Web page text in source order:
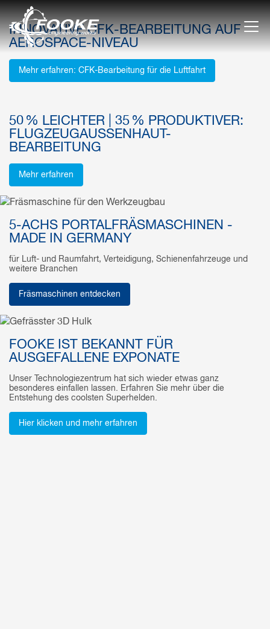
INNOVATIVE CFK-BEARBEITUNG AUF
AEROSPACE-NIVEAU
Mehr erfahren: CFK-Bearbeitung für die Luftfahrt
50 % LEICHTER | 35 % PRODUKTIVER:
FLUGZEUGAUSSENHAUT-B
EARBEITUNG
Mehr erfahren
5-ACHS PORTALFRÄSMASCHINEN -
MADE IN GERMANY
für Luft- und Raumfahrt, Verteidigung, Schienenfahrzeuge und
weitere Branchen
Fräsmaschinen entdecken
FOOKE IST BEKANNT FÜR
AUSGEFALLENE EXPONATE
Unser Technologiezentrum hat sich wieder etwas ganz
besonderes einfallen lassen. Erfahren Sie mehr über die
Entstehung des coolsten Superhelden.
Hier klicken und mehr erfahren